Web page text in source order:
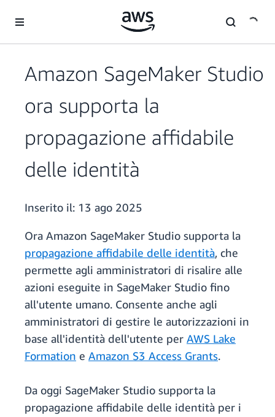
Amazon SageMaker Studio
ora supporta la
propagazione affidabile
delle identità
Inserito il: 13 ago 2025
Ora Amazon SageMaker Studio supporta la
propagazione affidabile delle identità, che
permette agli amministratori di risalire alle
azioni eseguite in SageMaker Studio fino
all'utente umano. Consente anche agli
amministratori di gestire le autorizzazioni in
base all'identità dell'utente per AWS Lake
Formation e Amazon S3 Access Grants.
Da oggi SageMaker Studio supporta la
propagazione affidabile delle identità per i